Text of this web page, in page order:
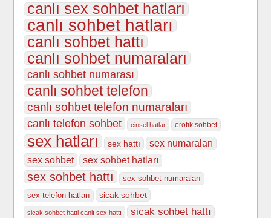
canlı sex sohbet hatları
canlı sohbet hatları
canlı sohbet hattı
canlı sohbet numaraları
canlı sohbet numarası
canlı sohbet telefon
canlı sohbet telefon numaraları
canlı telefon sohbet cinsel hatlar erotik sohbet
sex hatları sex hattı sex numaraları
sex sohbet sex sohbet hatları
sex sohbet hattı
sex sohbet numaraları
sex telefon hatları
sicak sohbet
sicak sohbet hatti canlı sex hattı sicak sohbet hattı